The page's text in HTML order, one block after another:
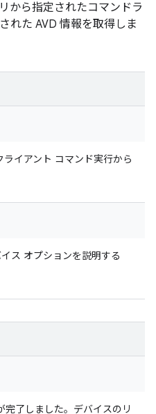
から指定されたコマンドラ
れた AVD 情報を取得しま
イアント コマンド実行から
ス オプションを説明する
完了しました。デバイスのリ